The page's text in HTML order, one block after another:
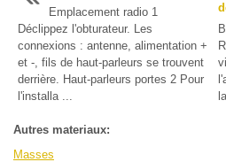
Emplacement radio 1
Déclippez l'obturateur. Les
connexions : antenne, alimentation +
et -, fils de haut-parleurs se trouvent
derrière. Haut-parleurs portes 2 Pour
l'installa ...
Autres materiaux:
Masses